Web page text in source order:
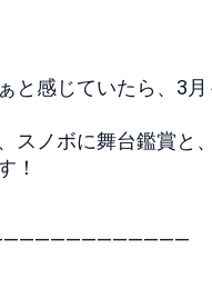
と感じていたら、3
スノボに舞台鑑賞と
！